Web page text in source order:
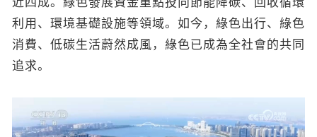
利用、環境基礎設施等領域。如今，綠色出行、綠色
消費、低碳生活蔚然成風，綠色已成為全社會的共同
追求。